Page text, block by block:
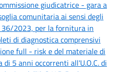
giudicatrice - gara a
comunitaria ai sensi degli
36/2023, per la fornitura in
di diagnostica comprensivi
full - risk e del materiale di
5 anni occorrenti all'U.O.C. di